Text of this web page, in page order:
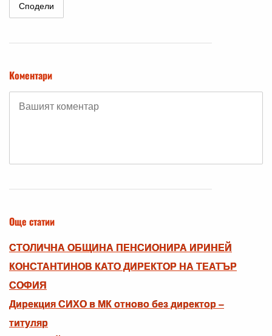
Сподели
Коментари
Още статии
СТОЛИЧНА ОБЩИНА ПЕНСИОНИРА ИРИНЕЙ
КОНСТАНТИНОВ КАТО ДИРЕКТОР НА ТЕАТЪР
СОФИЯ
Дирекция СИХО в МК отново без директор –
титуляр